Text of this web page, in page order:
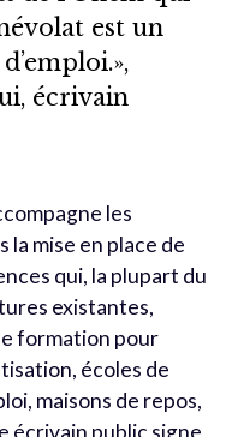
est un
écrivain
les
la mise en place de
qui, la plupart du
existantes,
formation pour
écoles de
maisons de repos,
écrivain public signe